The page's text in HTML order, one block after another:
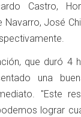
Castro,
Navarro, José
que duró 4
una
"Este
lograr